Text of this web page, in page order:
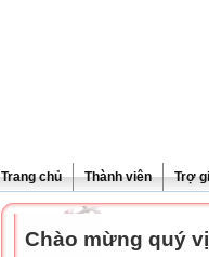
Trang chủ Thành viên Trợ
Chào mừng quý